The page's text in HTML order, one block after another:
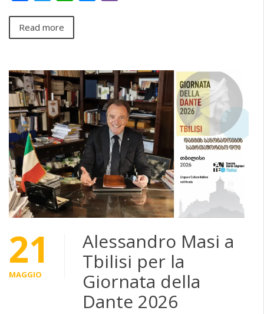
Read more
21
MAGGIO
Alessandro Masi a
Tbilisi per la
Giornata della
Dante 2026